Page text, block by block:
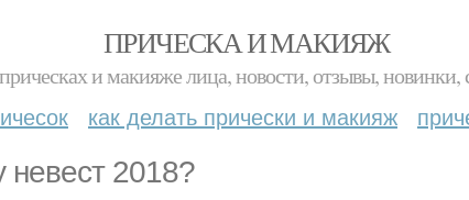
ПРИЧЕСКА И МАКИЯЖ
и макияже лица, новости, отзывы, новинки,
как делать прически и макияж
2018?